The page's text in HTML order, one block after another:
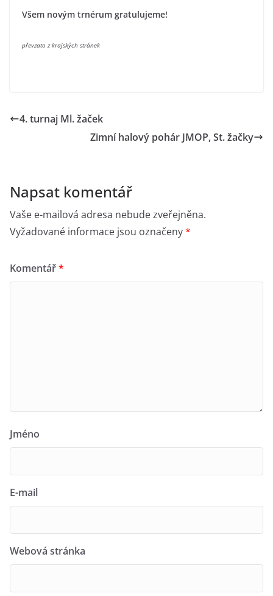
Všem novým trnérum gratulujeme!
převzato z krajských stránek
4. turnaj Ml. žaček
Zimní halový pohár JMOP, St. žačky
Napsat komentář
Vaše e-mailová adresa nebude zveřejněna.
Vyžadované informace jsou označeny*
Komentář*
Jméno
E-mail
Webová stránka